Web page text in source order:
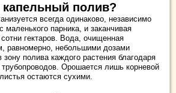
капельный полив?
всегда одинаково, независимо
маленького парника, и заканчивая
гектаров. Вода, очищенная
равномерно, небольшими дозами
полива каждого растения благодаря
Орошается лишь корневой
остаются сухими.